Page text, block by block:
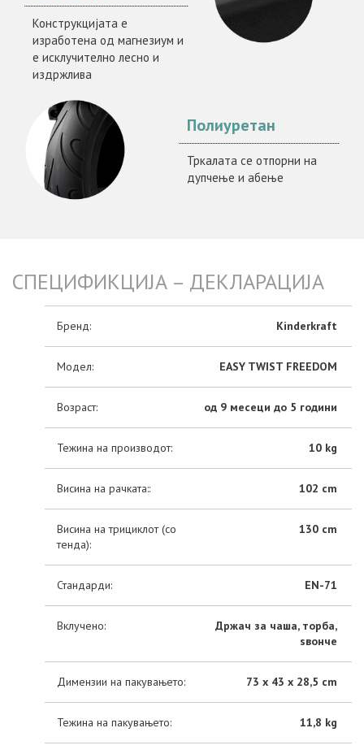
Конструкцијата е
изработена од магнезиум и
е исклучително лесно и
издржлива
Полиуретан
Тркалата се отпорни на
дупчење и абење
СПЕЦИФИКЦИЈА – ДЕКЛАРАЦИЈА
Бренд: Kinderkraft
Модел: EASY TWIST FREEDOM
Возраст: од 9 месеци до 5 години
Тежина на производот: 10 kg
Висина на рачката:: 102 cm
Висина на трициклот (со
тенда):
130 cm
Стандарди: EN-71
Вклучено:
Држач за чаша, торба,
ѕвонче
Димензии на пакувањето: 73 x 43 x 28,5 cm
Тежина на пакувањето: 11,8 kg